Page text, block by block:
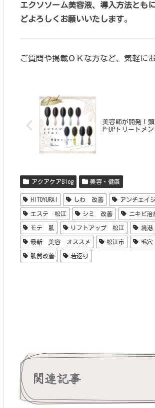
エクソソーム美容液、導入方法とも
どよろしくお願いいたします。
ご質問や掲載ＯＫな方など、気軽に
美容師が開発！
P-UPトリートメ
アクアケアBlog 美容・健康
HITOYURAI しわ 改善 アンチエイ
エステ 松江 シミ 改善 ニキビ治
モテ 肌 リフトアップ 松江 境港
最新 美容 オススメ 松江市 毛
肌質改善 若返り
関連記事